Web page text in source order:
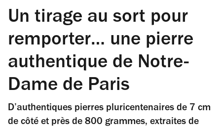
Un tirage au sort pour
remporter… une pierre
authentique de Notre-
Dame de Paris
D’authentiques pierres pluricentenaires de 7 cm
de côté et près de 800 grammes, extraites de